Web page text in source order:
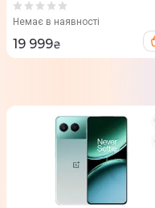
Немає в наявності
19 999₴